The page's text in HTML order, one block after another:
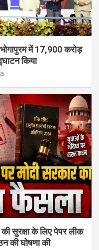
में 17,900 करोड़
किया
सुरक्षा के लिए पेपर लीक
की घोषणा की